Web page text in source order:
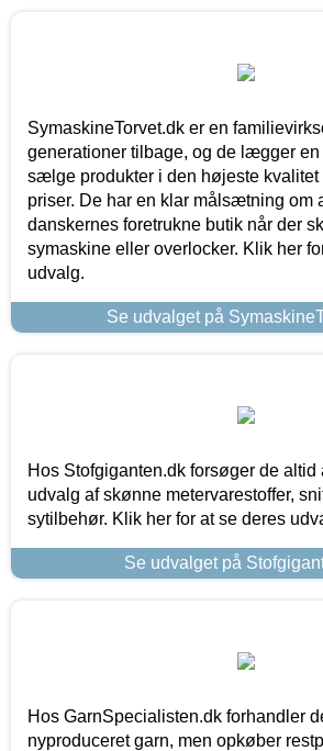
SymaskineTorvet.dk er en
generationer tilbage, og de lægger
sælge produkter i den højeste kvalitet
priser. De har en klar målsætning om
danskernes foretrukne butik når der
symaskine eller overlocker. Klik her
udvalg.
Se udvalget på
Hos Stofgiganten.dk forsøger de altid
udvalg af skønne metervarestoffer,
sytilbehør. Klik her for at se deres
Se udvalget på
Hos GarnSpecialisten.dk forhandler
nyproduceret garn, men opkøber